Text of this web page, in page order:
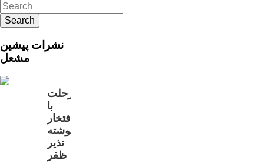
نشرات پیشین
مشعل
رحلت
با
افتخار
نوشته
نذیر
ظفر